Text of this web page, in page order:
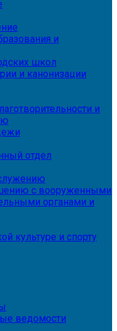
и
школ
и канонизации
и
отдел
с вооруженными
органами и
культуре и спорту
ведомости